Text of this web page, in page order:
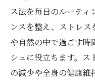
ス法を毎日のルーティ
ンスを整え、ストレ
や自然の中で過ごす時
シュに役立ちます。
の減少や全身の健康維